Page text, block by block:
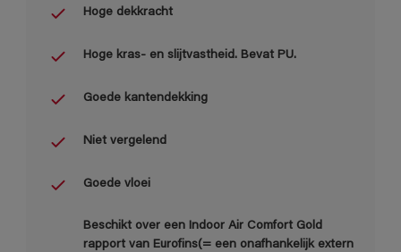
Hoge dekkracht
Hoge kras- en slijtvastheid. Bevat PU.
Goede kantendekking
Niet vergelend
Goede vloei
Beschikt over een Indoor Air Comfort Gold
rapport van Eurofins(= een onafhankelijk extern